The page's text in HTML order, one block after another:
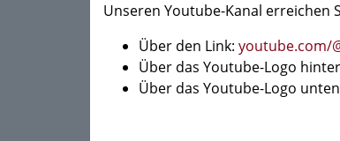
Unseren Youtube-Kanal erreichen
Über den Link: youtube.com/
Über das Youtube-Logo
Über das Youtube-Logo